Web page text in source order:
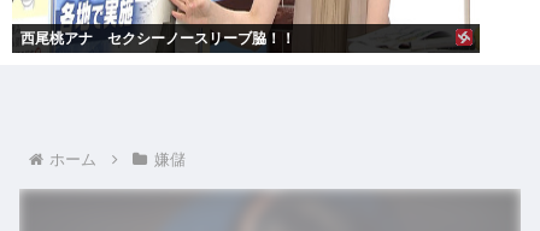
西尾桃アナ セクシーノースリーブ脇！！
ホーム 嫌儲